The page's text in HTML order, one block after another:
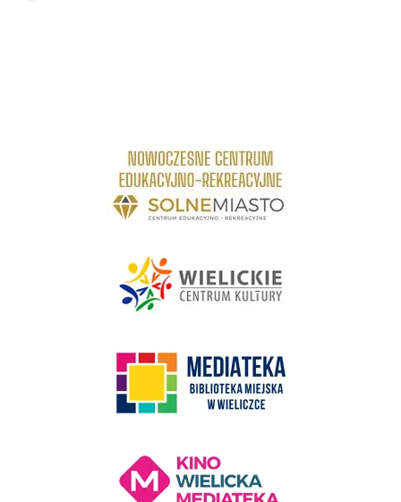
link do strony Centrum Edukacyjno Rekreacyjne